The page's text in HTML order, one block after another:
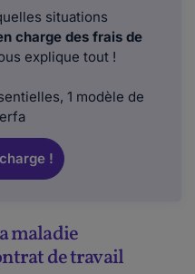
situations
charge des frais de
explique tout !
1 modèle de
!
maladie
de travail